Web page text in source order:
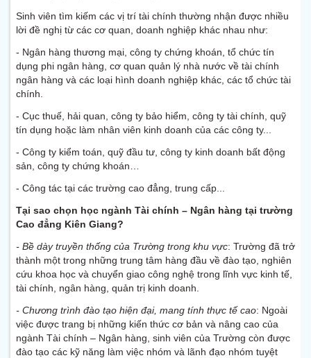
Sinh viên tìm kiếm các vị trí tài chính thường nhận được nhiều
lời đề nghị từ các cơ quan, doanh nghiệp khác nhau như:
- Ngân hàng thương mại, công ty chứng khoán, tổ chức tín
dụng phi ngân hàng, cơ quan quản lý nhà nước về tài chính
ngân hàng và các loại hình doanh nghiệp khác, các tổ chức tài
chính.
- Cục thuế, hải quan, công ty bảo hiểm, công ty tài chính, quỹ
tín dụng hoặc làm nhân viên kinh doanh của các công ty...
- Công ty kiểm toán, quỹ đầu tư, công ty kinh doanh bất động
sản, công ty chứng khoán…
- Công tác tại các trường cao đẳng, trung cấp...
Tại sao chọn học ngành Tài chính – Ngân hàng tại trường
Cao đẳng Kiên Giang?
- Bề dày truyền thống của Trường trong khu vực: Trường đã trở
thành một trong những trung tâm hàng đầu về đào tạo, nghiên
cứu khoa học và chuyển giao công nghệ trong lĩnh vực kinh tế,
tài chính, ngân hàng, quản trị kinh doanh.
- Chương trình đào tạo hiện đại, mang tính thực tế cao: Ngoài
việc được trang bị những kiến thức cơ bản và nâng cao của
ngành Tài chính – Ngân hàng, sinh viên của Trường còn được
đào tạo các kỹ năng làm việc nhóm và lãnh đạo nhóm tuyệt